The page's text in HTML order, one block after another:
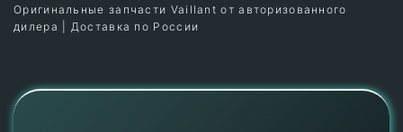
Оригинальные запчасти Vaillant от авторизованного
дилера | Доставка по России